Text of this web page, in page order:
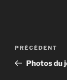
Navigation
l’article
Article
précédent
PRÉCÉDENT
Photos du